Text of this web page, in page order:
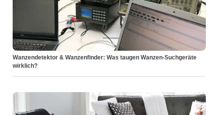
Wanzendetektor & Wanzenfinder: Was taugen Wanzen-Suchgeräte
wirklich?